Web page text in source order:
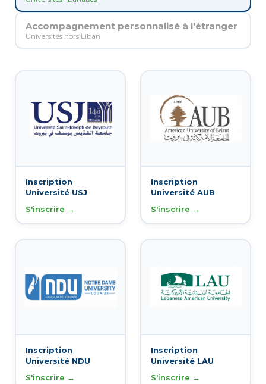
Accompagnement personnalisé à l'étranger
Universités hors Liban
Inscription
Université USJ
S'inscrire →
Inscription
Université AUB
S'inscrire →
Inscription
Université NDU
S'inscrire →
Inscription
Université LAU
S'inscrire →